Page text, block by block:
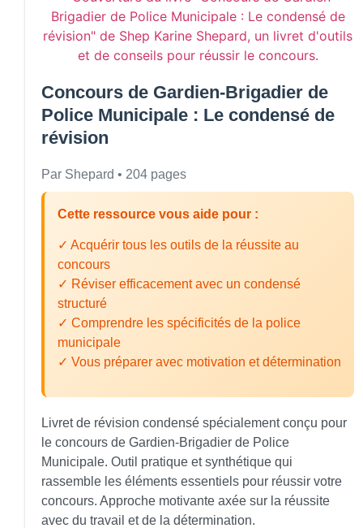
Concours de Gardien-Brigadier de
Police Municipale : Le condensé de
révision
Par Shepard • 204 pages
Cette ressource vous aide pour :
✓ Acquérir tous les outils de la réussite au
concours
✓ Réviser efficacement avec un condensé
structuré
✓ Comprendre les spécificités de la police
municipale
✓ Vous préparer avec motivation et détermination
Livret de révision condensé spécialement conçu pour
le concours de Gardien-Brigadier de Police
Municipale. Outil pratique et synthétique qui
rassemble les éléments essentiels pour réussir votre
concours. Approche motivante axée sur la réussite
avec du travail et de la détermination.